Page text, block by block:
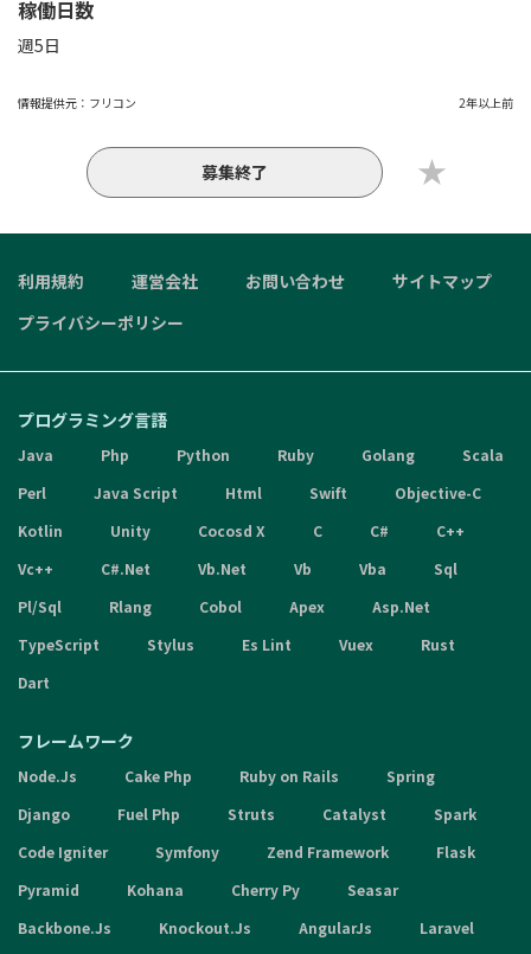
稼働日数
週5日
情報提供元： フリコン 2年以上前
募集終了
利用規約 運営会社 お問い合わせ
サイトマップ
プライバシーポリシー
プログラミング言語
Java Php Python Ruby Golang
Scala
Perl
Java Script Html Swift
Objective-C
Kotlin
Unity Cocosd X C C#
C++
Vc++
C#.Net Vb.Net Vb Vba
Sql
Pl/Sql
Rlang Cobol Apex
Asp.Net
TypeScript
Stylus Es Lint Vuex
Rust
Dart
フレームワーク
Node.Js Cake Php Ruby on Rails
Spring
Django
Fuel Php Struts Catalyst
Spark
Code Igniter
Symfony Zend Framework
Flask
Pyramid
Kohana Cherry Py
Seasar
Backbone.Js
Knockout.Js AngularJs
Laravel